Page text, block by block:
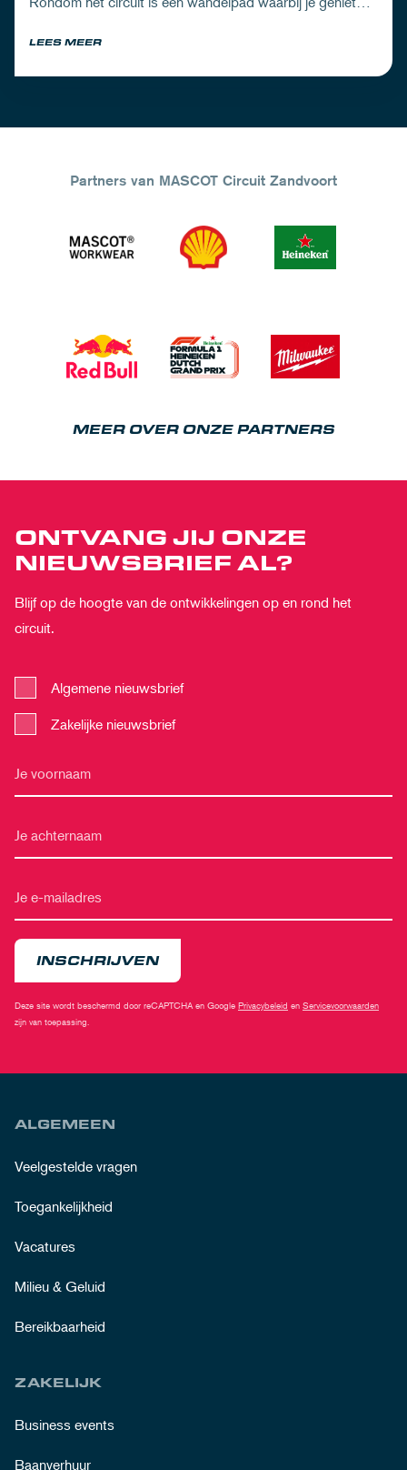
LEES MEER
Partners van MASCOT Circuit Zandvoort
MEER OVER ONZE PARTNERS
ONTVANG JIJ ONZE
NIEUWSBRIEF AL?
Blijf op de hoogte van de ontwikkelingen op en rond het
circuit.
Algemene nieuwsbrief
Zakelijke nieuwsbrief
INSCHRIJVEN
Deze site wordt beschermd door reCAPTCHA en Google Privacybeleid en Servicevoorwaarden
zijn van toepassing.
ALGEMEEN
Veelgestelde vragen
Toegankelijkheid
Vacatures
Milieu & Geluid
Bereikbaarheid
ZAKELIJK
Business events
Baanverhuur